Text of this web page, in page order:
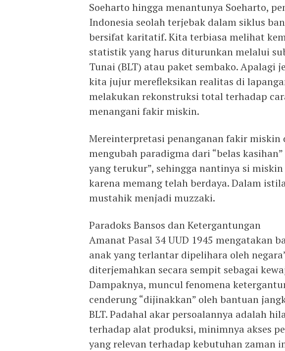
Soeharto hingga menantunya Soeharto,
Indonesia seolah terjebak dalam siklus
bersifat karitatif. Kita terbiasa melihat
statistik yang harus diturunkan melalui
Tunai (BLT) atau paket sembako. Apalagi
kita jujur merefleksikan realitas di
melakukan rekonstruksi total terhadap
menangani fakir miskin.
Mereinterpretasi penanganan fakir miskin
mengubah paradigma dari “belas
yang terukur”, sehingga nantinya si
karena memang telah berdaya. Dalam
mustahik menjadi muzzaki.
Paradoks Bansos dan Ketergantungan
Amanat Pasal 34 UUD 1945 mengatakan
anak yang terlantar dipelihara oleh
diterjemahkan secara sempit sebagai
Dampaknya, muncul fenomena
cenderung “dijinakkan” oleh bantuan
BLT. Padahal akar persoalannya adalah
terhadap alat produksi, minimnya akses
yang relevan terhadap kebutuhan zaman